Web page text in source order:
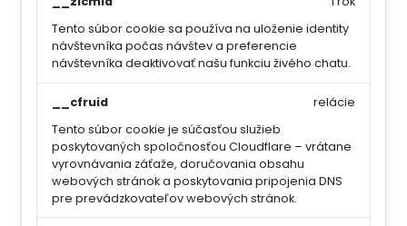
Tento súbor cookie sa používa na uloženie identity
návštevníka počas návštev a preferencie
návštevníka deaktivovať našu funkciu živého chatu.
__cfruid
Tento súbor cookie je súčasťou služieb
poskytovaných spoločnosťou Cloudflare – vrátane
vyrovnávania záťaže, doručovania obsahu
webových stránok a poskytovania pripojenia DNS
pre prevádzkovateľov webových stránok.
relácie